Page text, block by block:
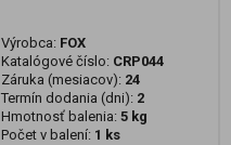
Výrobca: FOX
Katalógové číslo: CRP044
Záruka (mesiacov): 24
Termín dodania (dni): 2
Hmotnosť balenia: 5 kg
Počet v balení: 1 ks